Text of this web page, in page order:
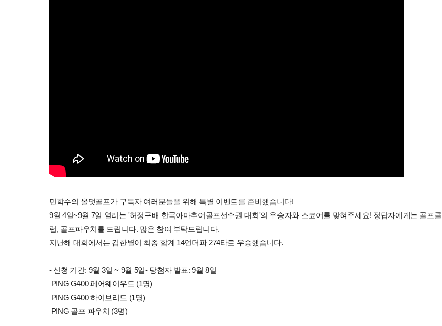
민학수의 올댓골프가 구독자 여러분들을 위해 특별 이벤트를 준비했습니다!
9월 4일~9월 7일 열리는 '허정구배 한국아마추어골프선수권 대회'의 우승자와 스코어를 맞혀주세요! 정답자에게는 골프클
럽, 골프파우치를 드립니다. 많은 참여 부탁드립니다.
지난해 대회에서는 김한별이 최종 합계 14언더파 274타로 우승했습니다.
- 신청 기간: 9월 3일 ~ 9월 5일- 당첨자 발표: 9월 8일
PING G400 페어웨이우드 (1명)
PING G400 하이브리드 (1명)
PING 골프 파우치 (3명)